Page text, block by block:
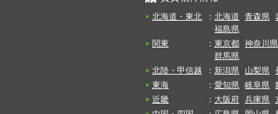
北海道・東北 ： 北海道 青森県
福島県
関東
： 東京都 神奈川県
群馬県
北陸・甲信越
： 新潟県 山梨県
東海
： 愛知県 岐阜県
近畿
： 大阪府 兵庫県